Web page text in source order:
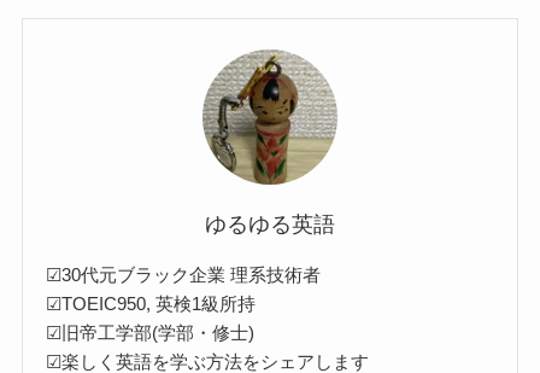
ゆるゆる英語
☑30代元ブラック企業 理系技術者
☑TOEIC950, 英検1級所持
☑旧帝工学部(学部・修士)
☑楽しく英語を学ぶ方法をシェアします